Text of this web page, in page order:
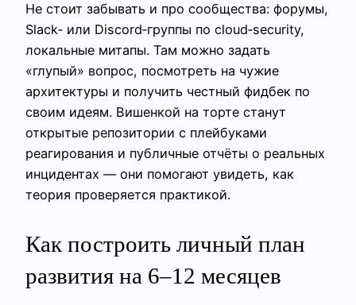
Не стоит забывать и про сообщества: форумы,
Slack‑ или Discord‑группы по cloud‑security,
локальные митапы. Там можно задать
«глупый» вопрос, посмотреть на чужие
архитектуры и получить честный фидбек по
своим идеям. Вишенкой на торте станут
открытые репозитории с плейбуками
реагирования и публичные отчёты о реальных
инцидентах — они помогают увидеть, как
теория проверяется практикой.
Как построить личный план
развития на 6–12 месяцев